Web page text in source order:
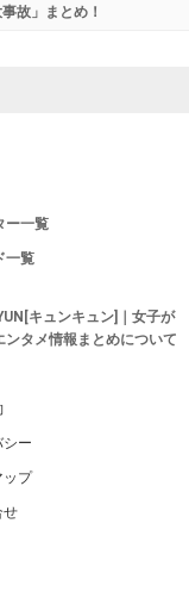
故」まとめ！
ー一覧
一覧
キュンキュン]｜女子が
ンタメ情報まとめについて
シー
ップ
せ